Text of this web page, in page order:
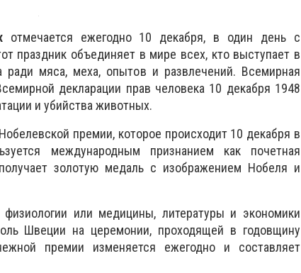
отмечается ежегодно 10 декабря, в один день с
праздник объединяет в мире всех, кто выступает в
мяса, меха, опытов и развлечений. Всемирная
декларации прав человека 10 декабря 1948
и убийства животных.
премии, которое происходит 10 декабря в
международным признанием как почетная
золотую медаль с изображением Нобеля и
или медицины, литературы и экономики
Швеции на церемонии, проходящей в годовщину
премии изменяется ежегодно и составляет